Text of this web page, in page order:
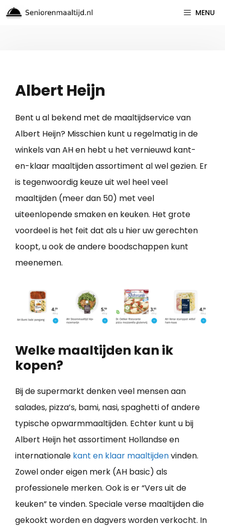
Spring
MENU
Albert Heijn
Bent u al bekend met de maaltijdservice van
Albert Heijn? Misschien kunt u regelmatig in de
winkels van AH en hebt u het vernieuwd kant-
en-klaar maaltijden assortiment al wel gezien. Er
is tegenwoordig keuze uit wel heel veel
maaltijden (meer dan 50) met veel
uiteenlopende smaken en keuken. Het grote
voordeel is het feit dat als u hier uw gerechten
koopt, u ook de andere boodschappen kunt
meenemen.
Welke maaltijden kan ik
kopen?
Bij de supermarkt denken veel mensen aan
salades, pizza’s, bami, nasi, spaghetti of andere
typische opwarmmaaltijden. Echter kunt u bij
Albert Heijn het assortiment Hollandse en
internationale kant en klaar maaltijdenvinden.
Zowel onder eigen merk (AH basic) als
professionele merken. Ook is er “Vers uit de
keuken” te vinden. Speciale verse maaltijden die
gekookt worden en dagvers worden verkocht. In